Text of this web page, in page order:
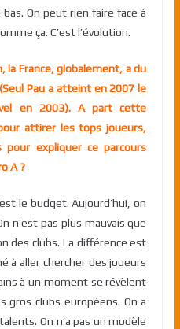
On peut rien faire face à
ça. C’est l’évolution.
la France, globalement, a du
Pau a atteint en 2007 le
en 2003). A part cette
attirer les tops joueurs,
pour expliquer ce parcours
A ?
le budget. Aujourd’hui, on
n’est pas plus mauvais que
des clubs. La différence est
à aller chercher des joueurs
à un moment se révèlent
gros clubs européens. On a
On n’a pas un modèle